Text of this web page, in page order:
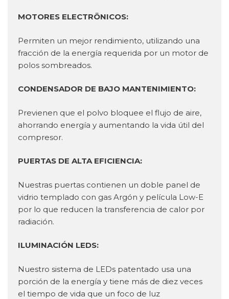
MOTORES ELECTRÖNICOS:
Permiten un mejor rendimiento, utilizando una
fracción de la energía requerida por un motor de
polos sombreados.
CONDENSADOR DE BAJO MANTENIMIENTO:
Previenen que el polvo bloquee el flujo de aire,
ahorrando energía y aumentando la vida útil del
compresor.
PUERTAS DE ALTA EFICIENCIA:
Nuestras puertas contienen un doble panel de
vidrio templado con gas Argón y película Low-E
por lo que reducen la transferencia de calor por
radiación.
ILUMINACIÓN LEDS:
Nuestro sistema de LEDs patentado usa una
porción de la energía y tiene más de diez veces
el tiempo de vida que un foco de luz